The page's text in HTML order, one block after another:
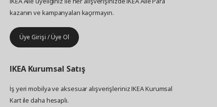
kazanın ve kampanyaları kaçırmayın.
Üye Girişi / Üye Ol
IKEA Kurumsal Satış
İş yeri mobilya ve aksesuar alışverişleriniz IKEA Kurumsal
Kart ile daha hesaplı.